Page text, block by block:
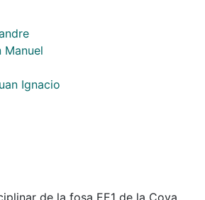
Manuel
Ignacio